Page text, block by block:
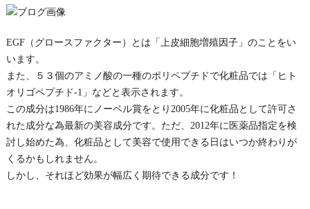
EGF（グロースファクター）とは「上皮細胞増殖因子」のことをい
います。
また、５３個のアミノ酸の一種のポリペプチドで化粧品では「ヒト
オリゴペプチド-1」などと表示されます。
この成分は1986年にノーベル賞をとり2005年に化粧品として許可さ
れた成分な為最新の美容成分です。ただ、2012年に医薬品指定を検
討し始めた為、化粧品として美容で使用できる日はいつか終わりが
くるかもしれません。
しかし、それほど効果が幅広く期待できる成分です！